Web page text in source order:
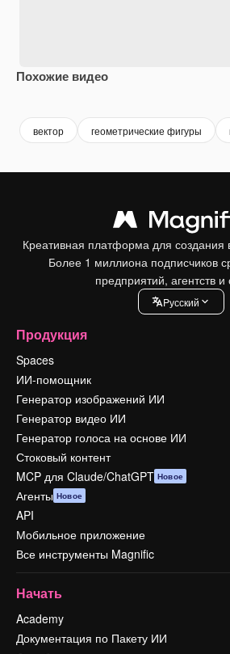
Похожие видео
вектор геометрические фигуры
Креативная платформа для создания
Более 1 миллиона подписчиков
предприятий, агентств и
Pусский
Продукция
Spaces
ИИ-помощник
Генератор изображений ИИ
Генератор видео ИИ
Генератор голоса на основе ИИ
Стоковый контент
MCP для Claude/ChatGPT Новое
Агенты Новое
API
Мобильное приложение
Все инструменты Magnific
Начать
Academy
Документация по Пакету ИИ